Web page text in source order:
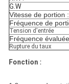
G.W
Vitesse de portion :
Fréquence de
Tension d'entrée
Fréquence
Rupture du taux
Fonction :